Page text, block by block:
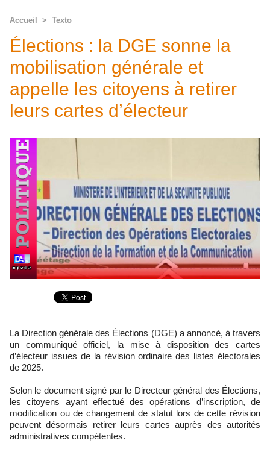
Accueil > Texto
Élections : la DGE sonne la
mobilisation générale et
appelle les citoyens à retirer
leurs cartes d’électeur
La Direction générale des Élections (DGE) a annoncé, à travers
un communiqué officiel, la mise à disposition des cartes
d’électeur issues de la révision ordinaire des listes électorales
de 2025.
Selon le document signé par le Directeur général des Élections,
les citoyens ayant effectué des opérations d’inscription, de
modification ou de changement de statut lors de cette révision
peuvent désormais retirer leurs cartes auprès des autorités
administratives compétentes.